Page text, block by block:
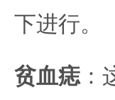
下进行。
贫血痣：